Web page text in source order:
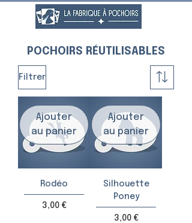
POCHOIRS RÉUTILISABLES
Filtrer
Ajouter
au panier
Rodéo
Prix
3,00 €
Ajouter
au panier
Silhouette
Poney
Prix
3,00 €